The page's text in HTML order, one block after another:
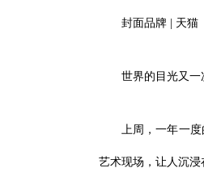
封面品牌 | 天猫
世界的目光又一
上周，一年一
艺术现场，让人沉浸